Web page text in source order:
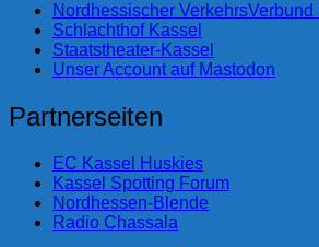
Nordhessischer VerkehrsVerbund
Schlachthof Kassel
Staatstheater-Kassel
Unser Account auf Mastodon
Partnerseiten
EC Kassel Huskies
Kassel Spotting Forum
Nordhessen-Blende
Radio Chassala